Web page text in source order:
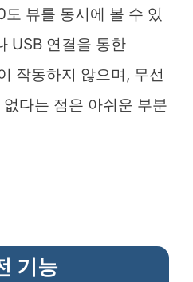
뷰를 동시에 볼 수 있
USB 연결을 통한
작동하지 않으며, 무선
다는 점은 아쉬운 부분
기능